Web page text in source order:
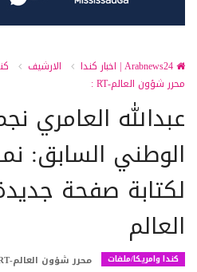
الارشيف
محرر شؤون العالم-RT :
عبدالله العامري
الوطني السابق:
لكتابة صفحة
العالم
كندا وامريكا/ملفات محرر شؤون العالم-RT :